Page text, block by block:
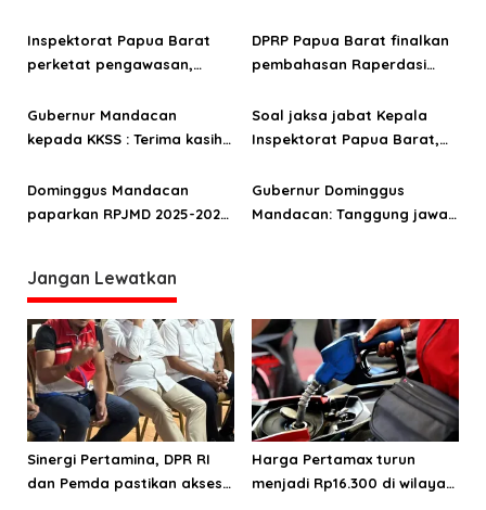
o
s
Barat 2025 tak capai target
Menko Perekonomian dan
Menteri ESDM
Inspektorat Papua Barat
perketat pengawasan,
DPRP Papua Barat finalkan
pembahasan Raperdasi
menanti
Gubernur Mandacan
kepada KKSS : Terima kasih
negeri sendiri
Soal jaksa jabat Kepala
Inspektorat Papua Barat,
Dominggus Mandacan
paparkan RPJMD 2025-2029
Gubernur Dominggus
Mandacan: Tanggung jawab
Jangan Lewatkan
Sinergi Pertamina, DPR RI
dan Pemda pastikan akses
Harga Pertamax turun
menjadi Rp16.300 di wilayah